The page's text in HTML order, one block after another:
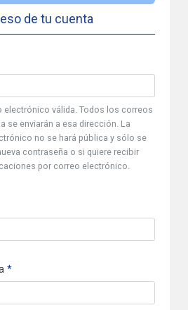
de tu cuenta
electrónico válida. Todos los correos
se enviarán a esa dirección. La
no se hará pública y sólo se
contraseña o si quiere recibir
por correo electrónico.